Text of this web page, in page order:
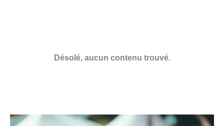
Désolé, aucun contenu trouvé.